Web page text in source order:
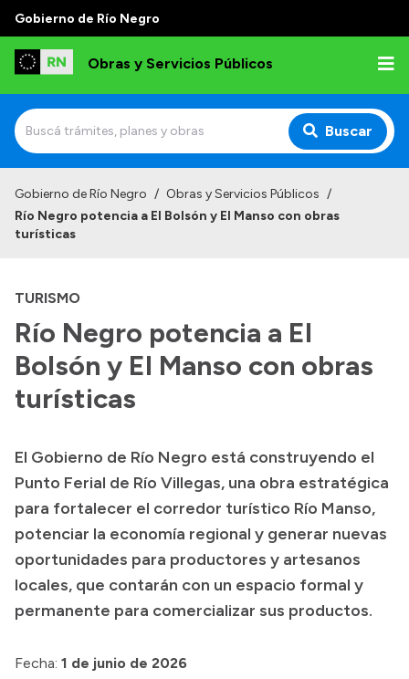
Gobierno de Río Negro
Obras y Servicios Públicos
Buscar
Institucional
Autoridades
Delegaciones
Normativa
Consejo de Obras Públicas
Transparencia
Presupuesto
Boletín Oficial
Compras y licitaciones
Consulta de expedientes
Consulta de pago a proveedores
Gobierno de Río Negro / Obras y Servicios Públicos /
Río Negro potencia a El Bolsón y El Manso con obras
turísticas
TURISMO
Río Negro potencia a El
Bolsón y El Manso con obras
turísticas
El Gobierno de Río Negro está construyendo el
Punto Ferial de Río Villegas, una obra estratégica
para fortalecer el corredor turístico Río Manso,
potenciar la economía regional y generar nuevas
oportunidades para productores y artesanos
locales, que contarán con un espacio formal y
permanente para comercializar sus productos.
Fecha: 1 de junio de 2026